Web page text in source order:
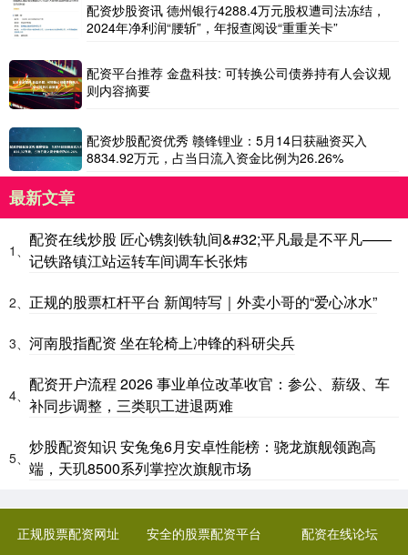
配资炒股资讯 德州银行4288.4万元股权遭司法冻结，
2024年净利润“腰斩”，年报查阅设“重重关卡”
配资平台推荐 金盘科技: 可转换公司债券持有人会议规
则内容摘要
配资炒股配资优秀 赣锋锂业：5月14日获融资买入
8834.92万元，占当日流入资金比例为26.26%
最新文章
1、
配资在线炒股 匠心镌刻铁轨间&#32;平凡最是不平凡——
记铁路镇江站运转车间调车长张炜
2、 正规的股票杠杆平台 新闻特写｜外卖小哥的“爱心冰水”
3、 河南股指配资 坐在轮椅上冲锋的科研尖兵
4、
配资开户流程 2026 事业单位改革收官：参公、薪级、车
补同步调整，三类职工进退两难
5、
炒股配资知识 安兔兔6月安卓性能榜：骁龙旗舰领跑高
端，天玑8500系列掌控次旗舰市场
正规股票配资网址 安全的股票配资平台 配资在线论坛